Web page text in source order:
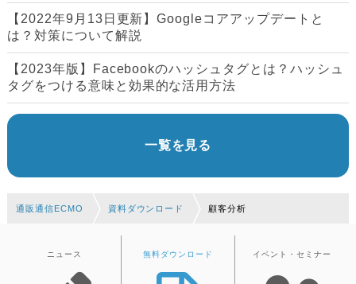
【2022年9月13日更新】Googleコアアップデートと
は？対策について解説
【2023年版】Facebookのハッシュタグとは？ハッシュ
タグをつける意味と効果的な活用方法
一覧を見る
通販通信ECMO 資料ダウンロード 顧客分析
ニュース 無料ダウンロード イベント・セミナー